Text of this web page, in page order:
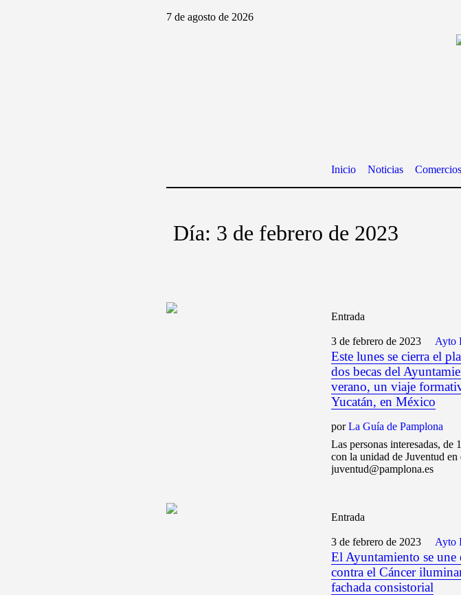
7 de agosto de 2026
Inicio Noticias Comercios
Día: 3 de febrero de 2023
Entrada
3 de febrero de 2023 Ayto
Este lunes se cierra el
dos becas del
verano, un viaje
Yucatán, en México
porLa Guía de Pamplona
Las personas interesadas, de
con la unidad de Juventud
juventud@pamplona.es
Entrada
3 de febrero de 2023 Ayto
El Ayuntamiento se une
contra el Cáncer
fachada consistorial